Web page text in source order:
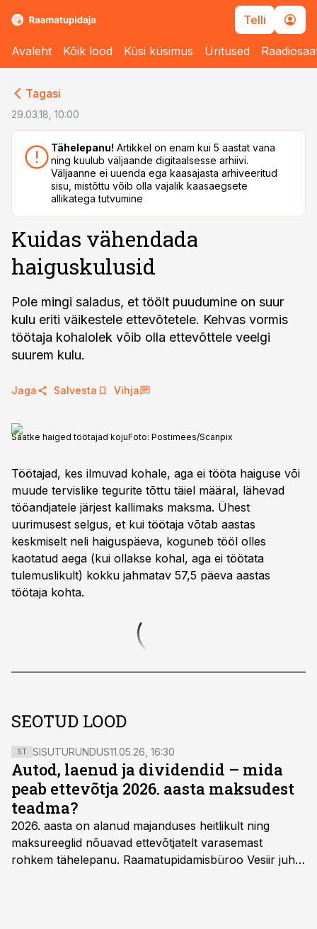
Telli
Avaleht Kõik lood Küsi küsimus Üritused
Tagasi
29.03.18, 10:00
Tähelepanu! Artikkel on enam kui 5 aastat vana
ning kuulub väljaande digitaalsesse arhiivi.
Väljaanne ei uuenda ega kaasajasta arhiveeritud
sisu, mistõttu võib olla vajalik kaasaegsete
allikatega tutvumine
Kuidas vähendada
haiguskulusid
Pole mingi saladus, et töölt puudumine on suur
kulu eriti väikestele ettevõtetele. Kehvas vormis
töötaja kohalolek võib olla ettevõttele veelgi
suurem kulu.
Jaga Salvesta Vihja
Saatke haiged töötajad kojuFoto: Postimees/Scanpix
Töötajad, kes ilmuvad kohale, aga ei tööta haiguse või
muude tervislike tegurite tõttu täiel määral, lähevad
tööandjatele järjest kallimaks maksma. Ühest
uurimusest selgus, et kui töötaja võtab aastas
keskmiselt neli haiguspäeva, koguneb tööl olles
kaotatud aega (kui ollakse kohal, aga ei töötata
tulemuslikult) kokku jahmatav 57,5 päeva aastas
töötaja kohta.
SEOTUD LOOD
ST SISUTURUNDUS11.05.26, 16:30
Autod, laenud ja dividendid – mida
peab ettevõtja 2026. aasta maksudest
teadma?
2026. aasta on alanud majanduses heitlikult ning
maksureeglid nõuavad ettevõtjatelt varasemast
rohkem tähelepanu. Raamatupidamisbüroo Vesiir juht